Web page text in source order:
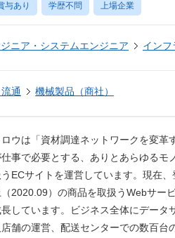
与あり 学歴不問 上場企業
ニア・システムエンジニア インフ
通 機械製品（商社）
ウは「資材調達ネットワークを変革
仕事で必要とする、ありとあらゆるモ
ECサイトを運営しています。現在
（2020.09）の商品を取扱うWebサー
しています。ビジネス全体にデータ
舗の運営、配送センターでの数百台